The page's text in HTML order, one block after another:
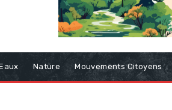
Nature Mouvements Citoyens